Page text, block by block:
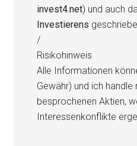
invest4.net) und auch
Investierens
/
Risikohinweis
Alle Informationen
Gewähr) und ich
besprochenen Aktien,
Interessenkonflikte